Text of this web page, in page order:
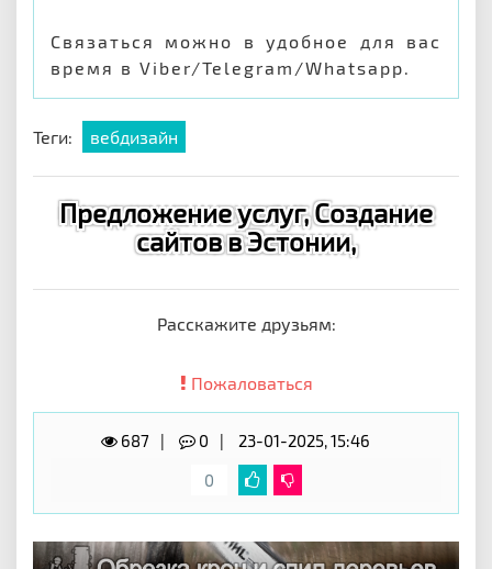
Связаться можно в удобное для вас
время в Viber/Telegram/Whatsapp.
Теги: вебдизайн
Предложение услуг, Создание
сайтов в Эстонии,
Расскажите друзьям:
Пожаловаться
687 0
23-01-2025, 15:46
0